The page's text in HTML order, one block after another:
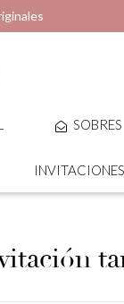
SOBRES